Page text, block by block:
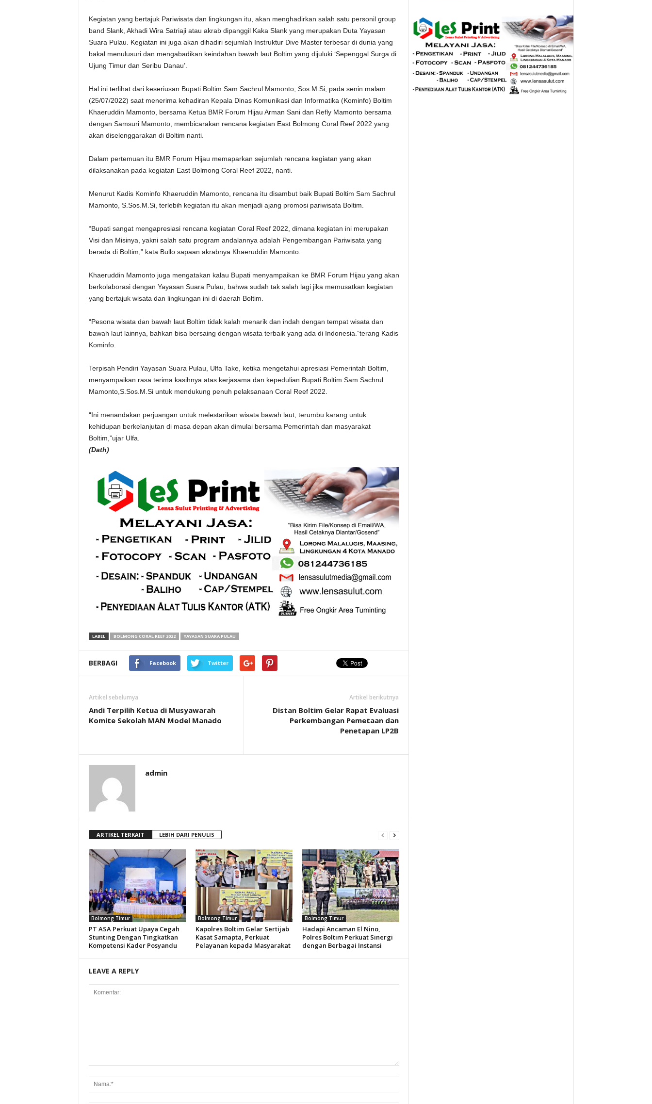
Kegiatan yang bertajuk Pariwisata dan lingkungan itu, akan menghadirkan salah satu personil group
band Slank, Akhadi Wira Satriaji atau akrab dipanggil Kaka Slank yang merupakan Duta Yayasan
Suara Pulau. Kegiatan ini juga akan dihadiri sejumlah Instruktur Dive Master terbesar di dunia yang
bakal menulusuri dan mengabadikan keindahan bawah laut Boltim yang dijuluki ‘Sepenggal Surga di
Ujung Timur dan Seribu Danau’.
Hal ini terlihat dari keseriusan Bupati Boltim Sam Sachrul Mamonto, Sos.M.Si, pada senin malam
(25/07/2022) saat menerima kehadiran Kepala Dinas Komunikasi dan Informatika (Kominfo) Boltim
Khaeruddin Mamonto, bersama Ketua BMR Forum Hijau Arman Sani dan Refly Mamonto bersama
dengan Samsuri Mamonto, membicarakan rencana kegiatan East Bolmong Coral Reef 2022 yang
akan diselenggarakan di Boltim nanti.
Dalam pertemuan itu BMR Forum Hijau memaparkan sejumlah rencana kegiatan yang akan
dilaksanakan pada kegiatan East Bolmong Coral Reef 2022, nanti.
Menurut Kadis Kominfo Khaeruddin Mamonto, rencana itu disambut baik Bupati Boltim Sam Sachrul
Mamonto, S.Sos.M.Si, terlebih kegiatan itu akan menjadi ajang promosi pariwisata Boltim.
“Bupati sangat mengapresiasi rencana kegiatan Coral Reef 2022, dimana kegiatan ini merupakan
Visi dan Misinya, yakni salah satu program andalannya adalah Pengembangan Pariwisata yang
berada di Boltim,” kata Bullo sapaan akrabnya Khaeruddin Mamonto.
Khaeruddin Mamonto juga mengatakan kalau Bupati menyampaikan ke BMR Forum Hijau yang akan
berkolaborasi dengan Yayasan Suara Pulau, bahwa sudah tak salah lagi jika memusatkan kegiatan
yang bertajuk wisata dan lingkungan ini di daerah Boltim.
“Pesona wisata dan bawah laut Boltim tidak kalah menarik dan indah dengan tempat wisata dan
bawah laut lainnya, bahkan bisa bersaing dengan wisata terbaik yang ada di Indonesia.”terang Kadis
Kominfo.
Terpisah Pendiri Yayasan Suara Pulau, Ulfa Take, ketika mengetahui apresiasi Pemerintah Boltim,
menyampaikan rasa terima kasihnya atas kerjasama dan kepedulian Bupati Boltim Sam Sachrul
Mamonto,S.Sos.M.Si untuk mendukung penuh pelaksanaan Coral Reef 2022.
“Ini menandakan perjuangan untuk melestarikan wisata bawah laut, terumbu karang untuk
kehidupan berkelanjutan di masa depan akan dimulai bersama Pemerintah dan masyarakat
Boltim,”ujar Ulfa.
(Dath)
LABEL BOLMONG CORAL REEF 2022 YAYASAN SUARA PULAU
BERBAGI Facebook Twitter
Artikel sebelumya
Andi Terpilih Ketua di Musyawarah
Komite Sekolah MAN Model Manado
Artikel berikutnya
Distan Boltim Gelar Rapat Evaluasi
Perkembangan Pemetaan dan
Penetapan LP2B
admin
ARTIKEL TERKAIT LEBIH DARI PENULIS
Bolmong Timur
PT ASA Perkuat Upaya Cegah
Stunting Dengan Tingkatkan
Kompetensi Kader Posyandu
Bolmong Timur
Kapolres Boltim Gelar Sertijab
Kasat Samapta, Perkuat
Pelayanan kepada Masyarakat
Bolmong Timur
Hadapi Ancaman El Nino,
Polres Boltim Perkuat Sinergi
dengan Berbagai Instansi
LEAVE A REPLY